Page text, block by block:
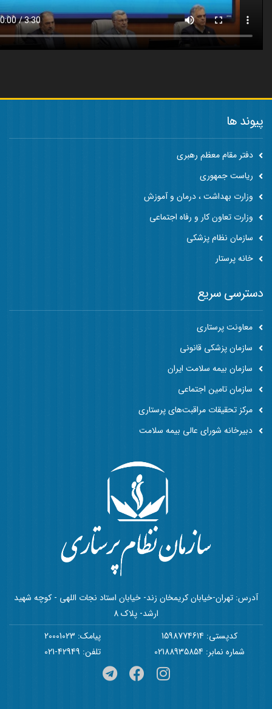
پیوند ها
دفتر مقام معظم رهبری
ریاست جمهوری
وزارت بهداشت ، درمان و آموزش
وزارت تعاون کار و رفاه اجتماعی
سازمان نظام پزشکی
خانه پرستار
آدرس: تهران-خیابان کریمخان زند- خیابان استاد نجات اللهی - کوچه شهید
ارشد- پلاک 8
کدپستی: 1598774614
پیامک: 20001023
شماره نمابر: 02188935854
تلفن: 42949-021
دسترسی سریع
معاونت پرستاری
سازمان پزشکی قانونی
سازمان بیمه سلامت ایران
سازمان تامین اجتماعی
مرکز تحقیقات مراقبت‌های پرستاری
دبیرخانه شورای عالی بیمه سلامت